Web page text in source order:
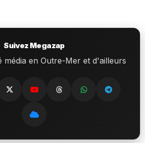
Suivez Megazap
média en Outre-Mer et d'ailleurs